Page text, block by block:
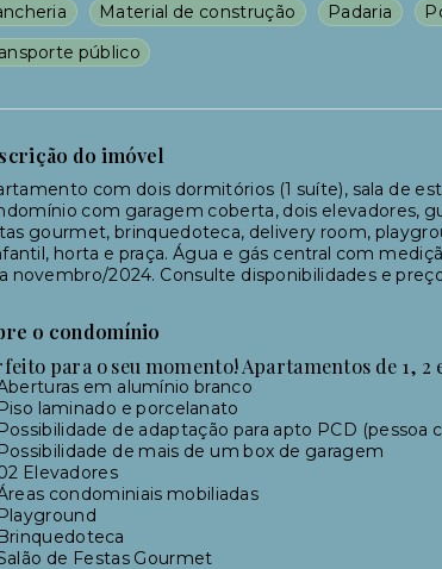
Material de construção Padaria
público
do imóvel
com dois dormitórios (1 suíte), sala de
com garagem coberta, dois elevadores,
gourmet, brinquedoteca, delivery room,
horta e praça. Água e gás central com
novembro/2024. Consulte disponibilidades e
o condomínio
para o seu momento! Apartamentos de 1,
em alumínio branco
laminado e porcelanato
de adaptação para apto PCD (pessoa
de mais de um box de garagem
Elevadores
condominiais mobiliadas
de Festas Gourmet